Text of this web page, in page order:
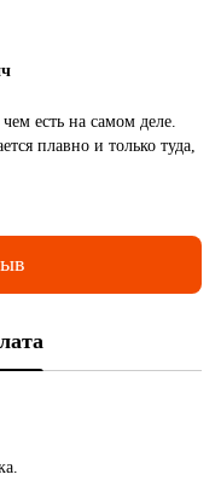
есть на самом деле.
плавно и только туда,